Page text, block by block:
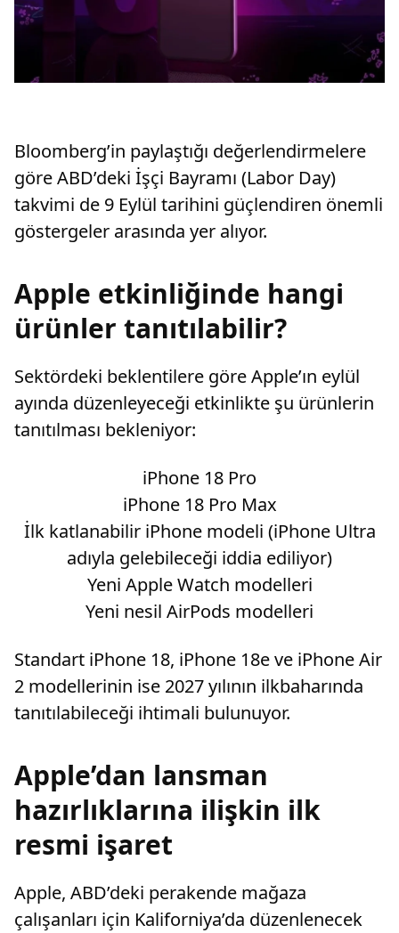
Bloomberg’in paylaştığı değerlendirmelere
göre ABD’deki İşçi Bayramı (Labor Day)
takvimi de 9 Eylül tarihini güçlendiren önemli
göstergeler arasında yer alıyor.
Apple etkinliğinde hangi
ürünler tanıtılabilir?
Sektördeki beklentilere göre Apple’ın eylül
ayında düzenleyeceği etkinlikte şu ürünlerin
tanıtılması bekleniyor:
iPhone 18 Pro
iPhone 18 Pro Max
İlk katlanabilir iPhone modeli (iPhone Ultra
adıyla gelebileceği iddia ediliyor)
Yeni Apple Watch modelleri
Yeni nesil AirPods modelleri
Standart iPhone 18, iPhone 18e ve iPhone Air
2 modellerinin ise 2027 yılının ilkbaharında
tanıtılabileceği ihtimali bulunuyor.
Apple’dan lansman
hazırlıklarına ilişkin ilk
resmi işaret
Apple, ABD’deki perakende mağaza
çalışanları için Kaliforniya’da düzenlenecek